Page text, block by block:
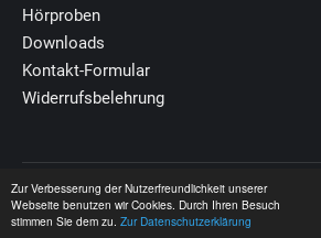
Zur Verbesserung der Nutzerfreundlichkeit unserer
Webseite benutzen wir Cookies. Durch Ihren Besuch
stimmen Sie dem zu. Zur Datenschutzerklärung
Hörproben
Downloads
Kontakt-Formular
Widerrufsbelehrung
© 2020 MuT-Zentrum
Footer